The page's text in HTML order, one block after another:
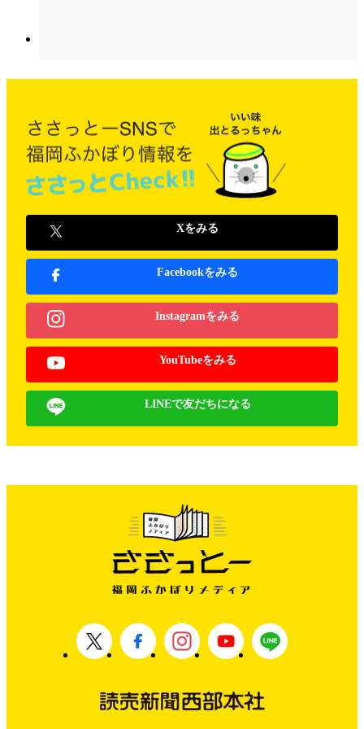
Xをみる
Facebookをみる
Instagramをみる
YouTubeをみる
LINEで友だちになる